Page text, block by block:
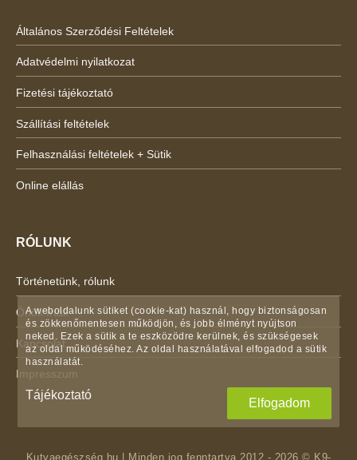
Általános Szerződési Feltételek
Adatvédelmi nyilatkozat
Fizetési tájékoztató
Szállítási feltételek
Felhasználási feltételek + Sütik
Online elállás
RÓLUNK
Történetünk, rólunk
Önök írták
Kapcsolat
Impresszum
Kutyaegészség.hu | Minden jog fenntartva 2012 - 2026 © K9-
A weboldalunk sütiket (cookie-kat) használ, hogy biztonságosan
és zökkenőmentesen működjön, és jobb élményt nyújtson
neked. Ezek a sütik a te eszközödre kerülnek, és szükségesek
az oldal működéséhez. Az oldal használatával elfogadod a sütik
használatát.
Tájékoztató
Elfogadom